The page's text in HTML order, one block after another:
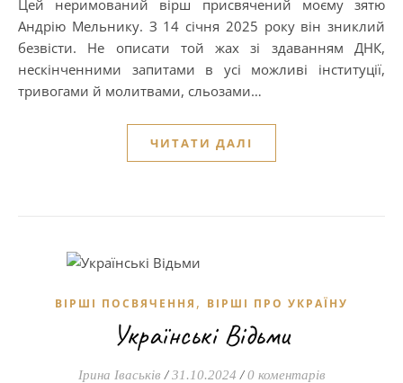
Цей неримований вірш присвячений моєму зятю
Андрію Мельнику. З 14 січня 2025 року він зниклий
безвісти. Не описати той жах зі здаванням ДНК,
нескінченними запитами в усі можливі інституції,
тривогами й молитвами, сльозами…
ЧИТАТИ ДАЛІ
ВІРШІ ПОСВЯЧЕННЯ , ВІРШІ ПРО УКРАЇНУ
Українські Відьми
Ірина Іваськів / 31.10.2024 / 0 коментарів